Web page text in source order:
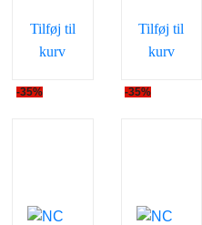
Tilføj til
kurv
Tilføj til
kurv
-35% -35%